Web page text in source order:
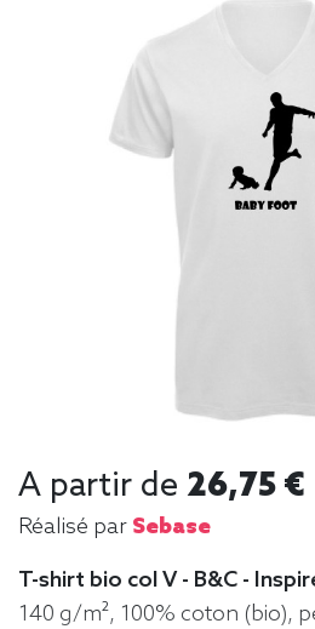
A partir de 26,75 €
Réalisé par Sebase
T-shirt bio col V - B&C -
140 g/m², 100% coton (bio),